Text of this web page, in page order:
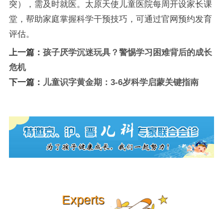
突），需及时就医。太原天使儿童医院每周开设家长课
堂，帮助家庭掌握科学干预技巧，可通过官网预约发育
评估。
上一篇： 孩子厌学沉迷玩具？警惕学习困难背后的成长
危机
下一篇： 儿童识字黄金期：3-6岁科学启蒙关键指南
Experts